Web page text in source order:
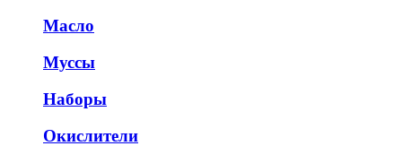
Масло
Муссы
Наборы
Окислители